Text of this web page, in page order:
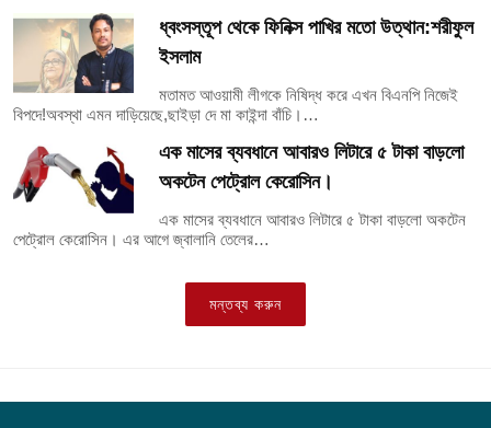
ধ্বংসস্তূপ থেকে ফিনিক্স পাখির মতো উত্থান:শরীফুল
ইসলাম
মতামত আওয়ামী লীগকে নিষিদ্ধ করে এখন বিএনপি নিজেই
বিপদে!অবস্থা এমন দাড়িয়েছে,ছাইড়া দে মা কাইন্দা বাঁচি।…
এক মাসের ব্যবধানে আবারও লিটারে ৫ টাকা বাড়লো
অকটেন পেট্রোল কেরোসিন।
এক মাসের ব্যবধানে আবারও লিটারে ৫ টাকা বাড়লো অকটেন
পেট্রোল কেরোসিন। এর আগে জ্বালানি তেলের…
মন্তব্য করুন